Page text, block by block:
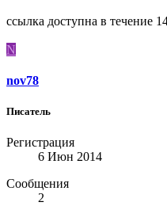
ссылка доступна в течение
N
nov78
Писатель
Регистрация
6 Июн 2014
Сообщения
2